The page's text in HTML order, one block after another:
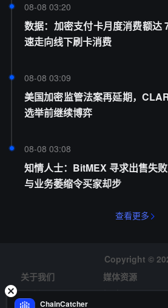
08-08 03:20
数据：加密支付卡月度消费额达
速走向线下刷卡消费
08-08 03:09
美国加密监管法案再延期，
选举前继续博弈
08-08 03:08
知情人士：BitMEX 寻求出售失
与业务萎缩令买家却步
查看更多
Copyright ©
关于我们
媒体资源
风险提示
招聘
ChainCatcher